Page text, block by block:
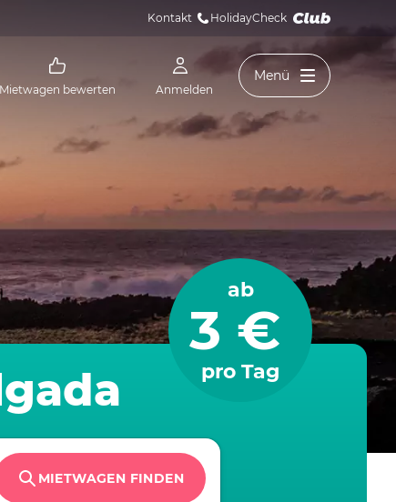
Kontakt HolidayCheck
Mietwagen bewerten Anmelden
Menü
ab
3 €
pro Tag
MIETWAGEN FINDEN